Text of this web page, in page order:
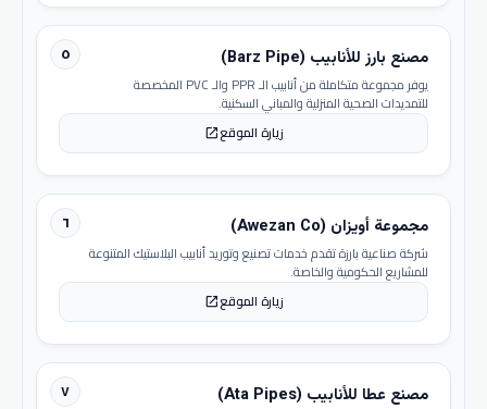
٥ مصنع بارز للأنابيب (Barz Pipe)
يوفر مجموعة متكاملة من أنابيب الـ PPR والـ PVC المخصصة
للتمديدات الصحية المنزلية والمباني السكنية.
زيارة الموقعopen_in_new
٦ مجموعة أويزان (Awezan Co)
شركة صناعية بارزة تقدم خدمات تصنيع وتوريد أنابيب البلاستيك المتنوعة
للمشاريع الحكومية والخاصة.
زيارة الموقعopen_in_new
٧ مصنع عطا للأنابيب (Ata Pipes)